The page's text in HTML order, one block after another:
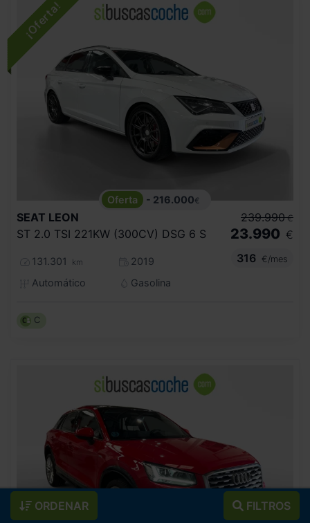
ORDENAR FILTROS
- 216.000€
SEAT LEON
ST 2.0 TSI 221KW (300CV) DSG 6 S
131.301 km
2019
Automático
Gasolina
239.990 €
23.990 €
316
€/mes
C